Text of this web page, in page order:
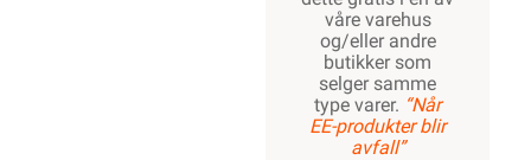
våre varehus
og/eller andre
butikker som
selger samme
type varer. “Når
EE-produkter blir
avfall”